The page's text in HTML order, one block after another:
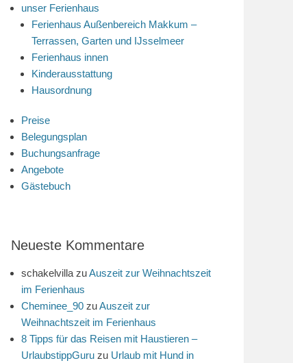
unser Ferienhaus
Ferienhaus Außenbereich Makkum –
Terrassen, Garten und IJsselmeer
Ferienhaus innen
Kinderausstattung
Hausordnung
Preise
Belegungsplan
Buchungsanfrage
Angebote
Gästebuch
Neueste Kommentare
schakelvilla zuAuszeit zur Weihnachtszeit
im Ferienhaus
Cheminee_90 zuAuszeit zur
Weihnachtszeit im Ferienhaus
8 Tipps für das Reisen mit Haustieren –
UrlaubstippGuru zu Urlaub mit Hund in